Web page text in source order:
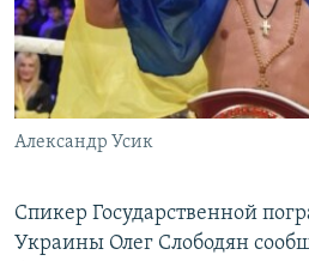
ПОБЕДИТЕЛЕЙ НЕ СУДЯТ?
КРЫМ.НЕПОКОРЕННЫЙ
ELIFBE
УКРАИНСКАЯ ПРОБЛЕМА КРЫМА
ПРИСОЕДИНЯЙТЕСЬ!
Александр Усик
Спикер Государственной
Украины Олег Слободян